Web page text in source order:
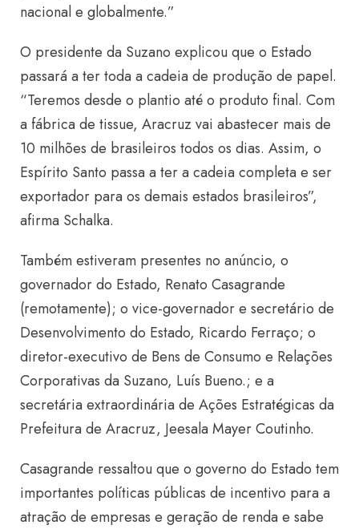
nacional e globalmente.”
O presidente da Suzano explicou que o Estado
passará a ter toda a cadeia de produção de papel.
“Teremos desde o plantio até o produto final. Com
a fábrica de tissue, Aracruz vai abastecer mais de
10 milhões de brasileiros todos os dias. Assim, o
Espírito Santo passa a ter a cadeia completa e ser
exportador para os demais estados brasileiros”,
afirma Schalka.
Também estiveram presentes no anúncio, o
governador do Estado, Renato Casagrande
(remotamente); o vice-governador e secretário de
Desenvolvimento do Estado, Ricardo Ferraço; o
diretor-executivo de Bens de Consumo e Relações
Corporativas da Suzano, Luís Bueno.; e a
secretária extraordinária de Ações Estratégicas da
Prefeitura de Aracruz, Jeesala Mayer Coutinho.
Casagrande ressaltou que o governo do Estado tem
importantes políticas públicas de incentivo para a
atração de empresas e geração de renda e sabe